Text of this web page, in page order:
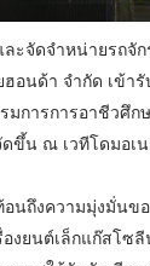
ะจัดจำหน่ายรถจั
อนด้า จำกัด เข้า
มการการอาชีวศึ
ขึ้น ณ เวทีโดมอเ
อนถึงความมุ่งมั่น
องยนต์เล็กแก๊สโ